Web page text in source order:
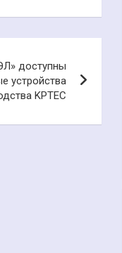
доступны
устройства
KPTEC